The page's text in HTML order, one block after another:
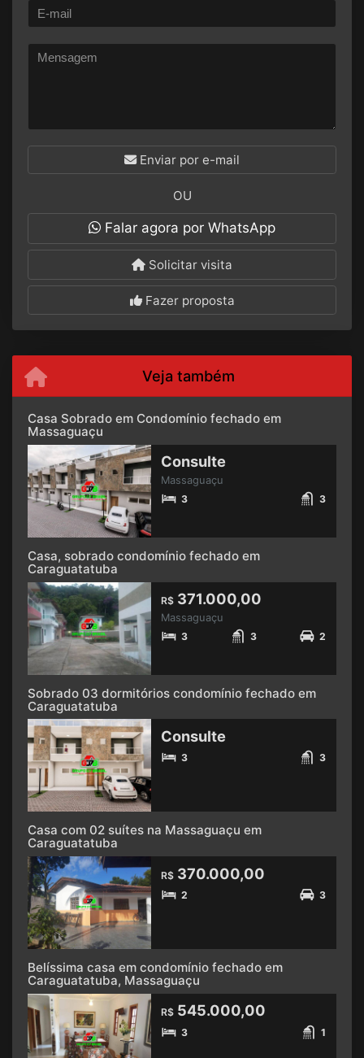
Enviar por e-mail
OU
Falar agora por WhatsApp
Solicitar visita
Fazer proposta
Veja também
Casa Sobrado em Condomínio fechado em
Massaguaçu
Consulte
Massaguaçu
3 3
Casa, sobrado condomínio fechado em
Caraguatatuba
R$ 371.000,00
Massaguaçu
3 3 2
Sobrado 03 dormitórios condomínio fechado em
Caraguatatuba
Consulte
3 3
Casa com 02 suítes na Massaguaçu em
Caraguatatuba
R$ 370.000,00
2 3
Belíssima casa em condomínio fechado em
Caraguatatuba, Massaguaçu
R$ 545.000,00
3 1